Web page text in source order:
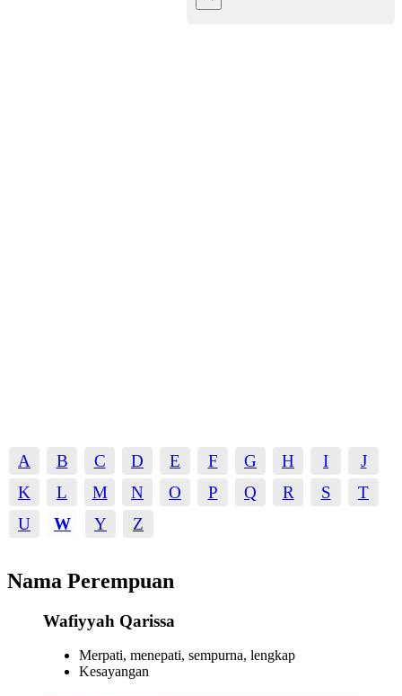
A B C D E F G H I
J
K
L M N O P Q R S
T
U
W Y Z
Nama Perempuan
Wafiyyah Qarissa
Merpati, menepati, sempurna, lengkap
Kesayangan